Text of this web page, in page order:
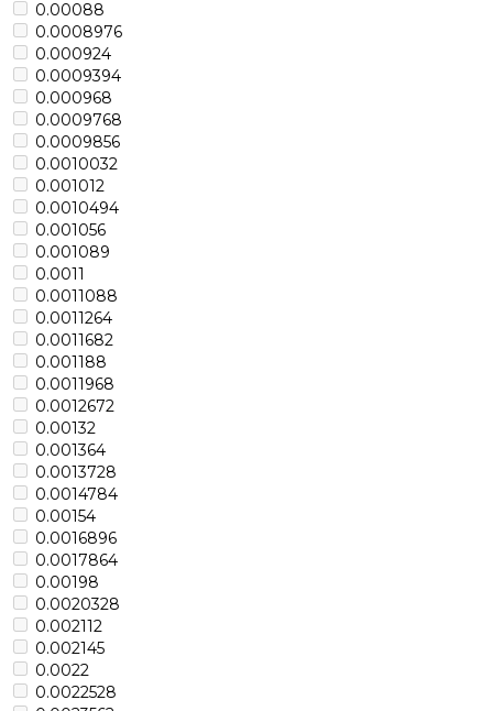
0.00088
0.0008976
0.000924
0.0009394
0.000968
0.0009768
0.0009856
0.0010032
0.001012
0.0010494
0.001056
0.001089
0.0011
0.0011088
0.0011264
0.0011682
0.001188
0.0011968
0.0012672
0.00132
0.001364
0.0013728
0.0014784
0.00154
0.0016896
0.0017864
0.00198
0.0020328
0.002112
0.002145
0.0022
0.0022528